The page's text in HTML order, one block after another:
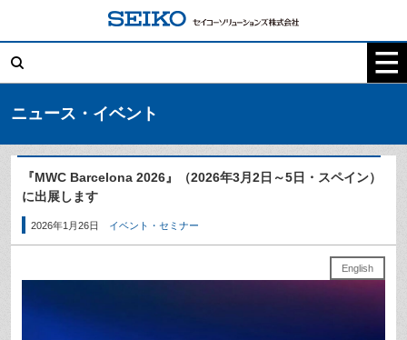
索:
ニュース・イベント
『MWC Barcelona 2026』（2026年3月2日～5日・スペイン）
に出展します
2026年1月26日 イベント・セミナー
English